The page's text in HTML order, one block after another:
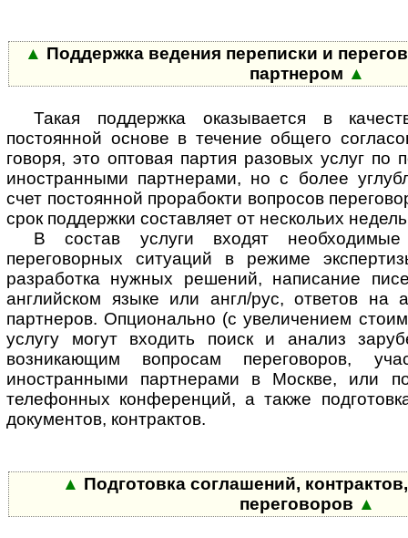
▲ Поддержка ведения переписки и
партнером ▲
Такая поддержка оказывается в
постоянной основе в течение общего
говоря, это оптовая партия разовых услуг по
иностранными партнерами, но с более
счет постоянной прорабокти вопросов
срок поддержки составляет от нескольих
В состав услуги входят
переговорных ситуаций в режиме
разработка нужных решений, написание
английском языке или англ/рус, ответов на
партнеров. Опционально (с увеличением
услугу могут входить поиск и анализ
возникающим вопросам переговоров,
иностранными партнерами в Москве, или
телефонных конференций, а также
документов, контрактов.
▲ Подготовка соглашений,
переговоров ▲